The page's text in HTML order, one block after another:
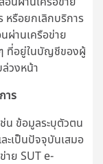
หรือยกเลิกบริการ
ผ่านเครือข่าย
ที่อยู่ในบัญชีของผู้
ล่วงหน้า
าร
น ข้อมูลระบุตัวตน
ะเป็นปัจจุบันเสมอ
าย SUT e-